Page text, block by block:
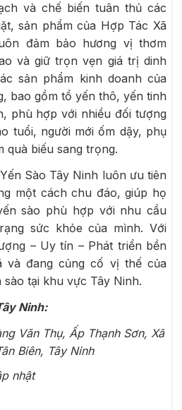
và chế biến tuân thủ các
sản phẩm của Hợp Tác Xã
đảm bảo hương vị thơm
và giữ trọn vẹn giá trị dinh
sản phẩm kinh doanh của
bao gồm tổ yến thô, yến tinh
phù hợp với nhiều đối tượng
tuổi, người mới ốm dậy, phụ
quà biếu sang trọng.
Sào Tây Ninh luôn ưu tiên
một cách chu đáo, giúp họ
sào phù hợp với nhu cầu
sức khỏe của mình. Với
– Uy tín – Phát triển bền
và đang củng cố vị thế của
tại khu vực Tây Ninh.
Ninh:
Văn Thụ, Ấp Thạnh Sơn, Xã
Biên, Tây Ninh
nhật